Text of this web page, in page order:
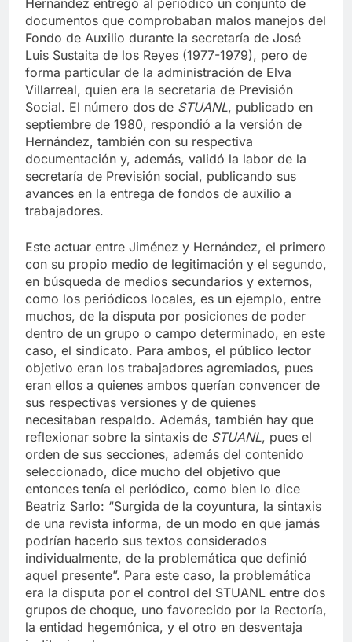
Hernández entregó al periódico un conjunto de
documentos que comprobaban malos manejos del
Fondo de Auxilio durante la secretaría de José
Luis Sustaita de los Reyes (1977-1979), pero de
forma particular de la administración de Elva
Villarreal, quien era la secretaria de Previsión
Social. El número dos deSTUANL, publicado en
septiembre de 1980, respondió a la versión de
Hernández, también con su respectiva
documentación y, además, validó la labor de la
secretaría de Previsión social, publicando sus
avances en la entrega de fondos de auxilio a
Este actuar entre Jiménez y Hernández, el primero
con su propio medio de legitimación y el segundo,
en búsqueda de medios secundarios y externos,
como los periódicos locales, es un ejemplo, entre
muchos, de la disputa por posiciones de poder
dentro de un grupo o campo determinado, en este
caso, el sindicato. Para ambos, el público lector
objetivo eran los trabajadores agremiados, pues
eran ellos a quienes ambos querían convencer de
sus respectivas versiones y de quienes
necesitaban respaldo. Además, también hay que
reflexionar sobre la sintaxis deSTUANL, pues el
orden de sus secciones, además del contenido
seleccionado, dice mucho del objetivo que
entonces tenía el periódico, como bien lo dice
Beatriz Sarlo: “Surgida de la coyuntura, la sintaxis
de una revista informa, de un modo en que jamás
podrían hacerlo sus textos considerados
individualmente, de la problemática que definió
aquel presente”. Para este caso, la problemática
era la disputa por el control del STUANL entre dos
grupos de choque, uno favorecido por la Rectoría,